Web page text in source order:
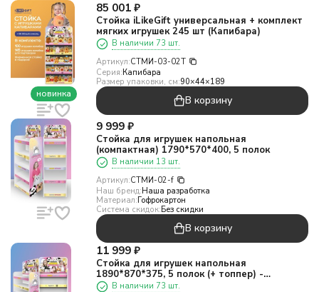
новинка
85 001 ₽
Стойка iLikeGift универсальная + комплект
мягких игрушек 245 шт (Капибара)
В наличии 73 шт.
Артикул:СТМИ-03-02T
Серия:Капибара
Размер упаковки, см:90×44×189
В корзину
9 999 ₽
Стойка для игрушек напольная
(компактная) 1790*570*400, 5 полок
В наличии 13 шт.
Артикул:СТМИ-02-f
Наш бренд:Наша разработка
Материал:Гофрокартон
Система скидок:Без скидки
В корзину
11 999 ₽
Стойка для игрушек напольная
1890*870*375, 5 полок (+ топпер) -
универсальная
В наличии 73 шт.